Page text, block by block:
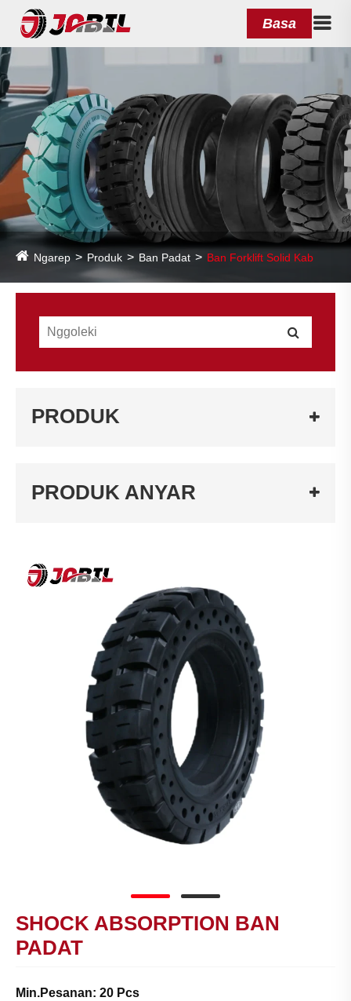
Basa
Ngarep Produk Ban Padat Ban Forklift Solid Kab
PRODUK
PRODUK ANYAR
SHOCK ABSORPTION BAN
PADAT
Min.Pesanan: 20 Pcs